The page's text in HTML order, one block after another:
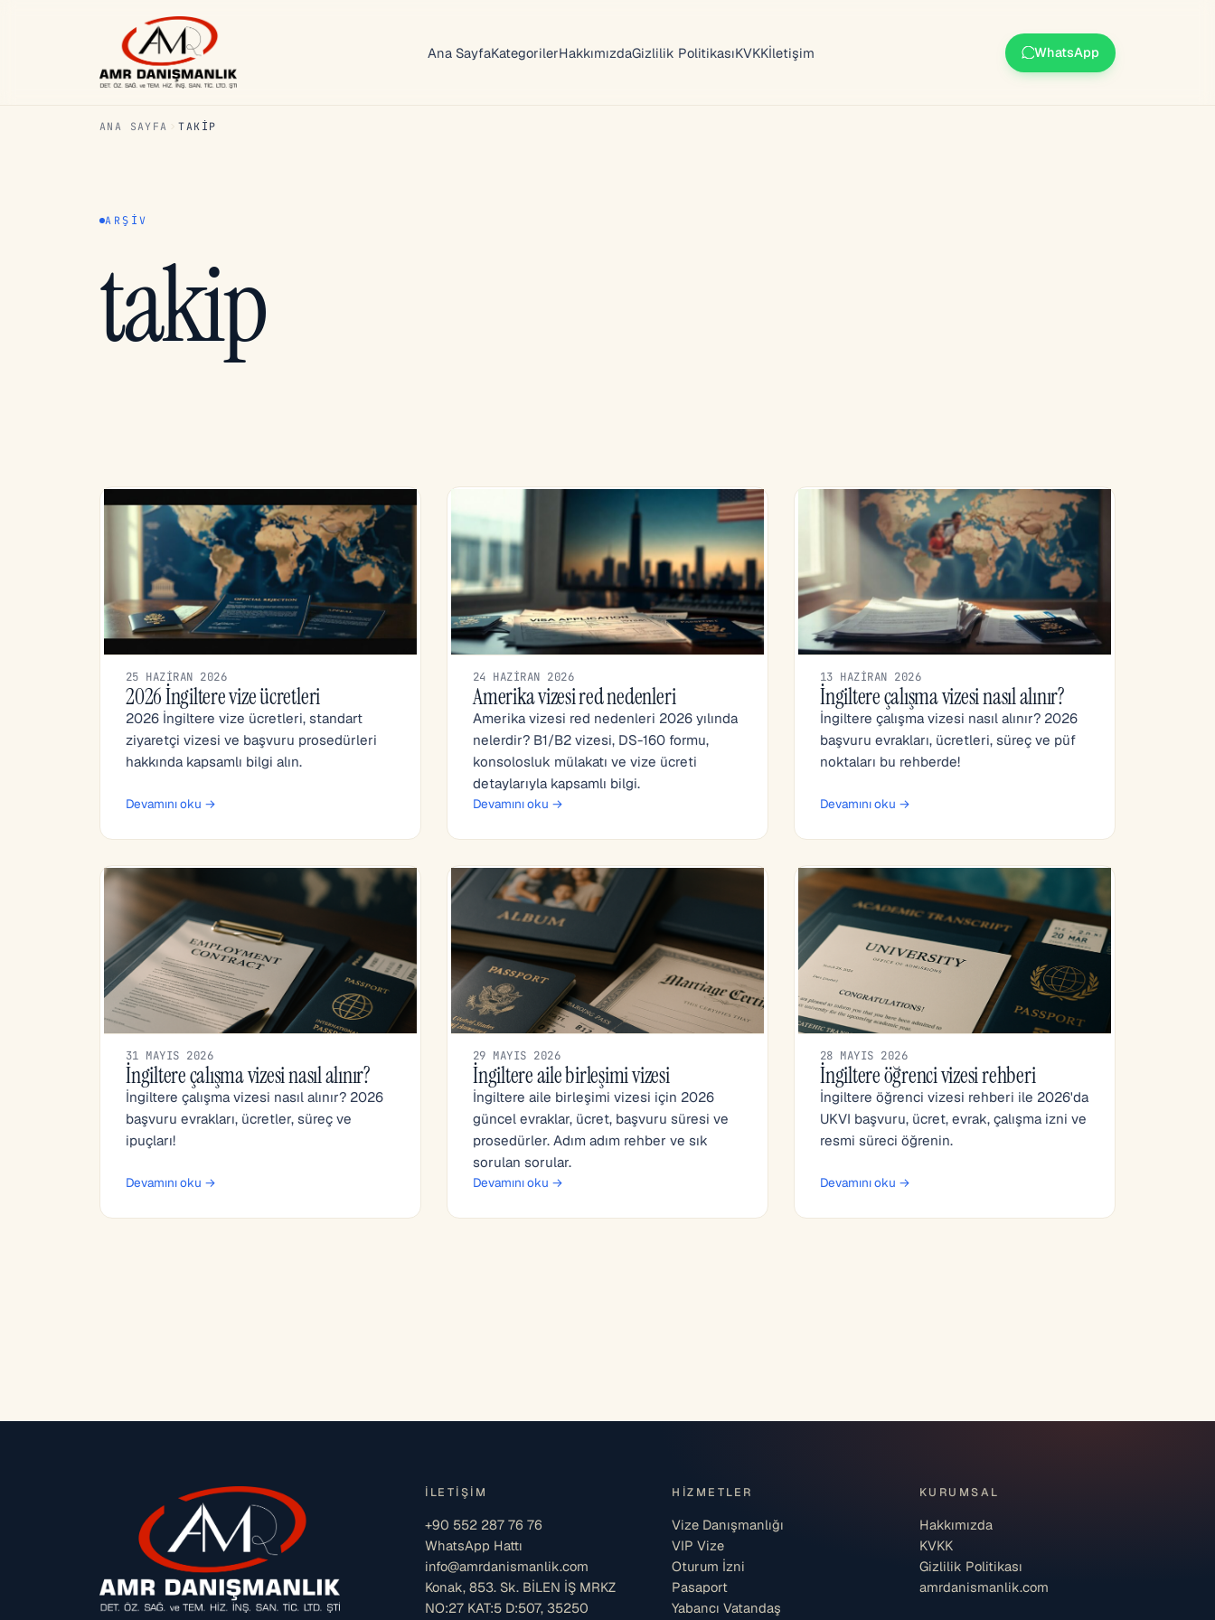
Ana SayfaKategorilerHakkımızdaGizlilik PolitikasıKVKKİletişim WhatsApp
ANA SAYFA TAKIP
ARŞIV
takip
25 HAZIRAN 2026
2026 İngiltere vize ücretleri
2026 İngiltere vize ücretleri, standart
ziyaretçi vizesi ve başvuru prosedürleri
hakkında kapsamlı bilgi alın.
Devamını oku →
24 HAZIRAN 2026
Amerika vizesi red nedenleri
Amerika vizesi red nedenleri 2026 yılında
nelerdir? B1/B2 vizesi, DS-160 formu,
konsolosluk mülakatı ve vize ücreti
detaylarıyla kapsamlı bilgi.
Devamını oku →
13 HAZIRAN 2026
İngiltere çalışma vizesi nasıl alınır?
İngiltere çalışma vizesi nasıl alınır? 2026
başvuru evrakları, ücretleri, süreç ve püf
noktaları bu rehberde!
Devamını oku →
31 MAYIS 2026
İngiltere çalışma vizesi nasıl alınır?
İngiltere çalışma vizesi nasıl alınır? 2026
başvuru evrakları, ücretler, süreç ve
ipuçları!
Devamını oku →
29 MAYIS 2026
İngiltere aile birleşimi vizesi
İngiltere aile birleşimi vizesi için 2026
güncel evraklar, ücret, başvuru süresi ve
prosedürler. Adım adım rehber ve sık
sorulan sorular.
Devamını oku →
28 MAYIS 2026
İngiltere öğrenci vizesi rehberi
İngiltere öğrenci vizesi rehberi ile 2026'da
UKVI başvuru, ücret, evrak, çalışma izni ve
resmi süreci öğrenin.
Devamını oku →
İLETIŞIM
+90 552 287 76 76
WhatsApp Hattı
info@amrdanismanlik.com
Konak, 853. Sk. BİLEN İŞ MRKZ
NO:27 KAT:5 D:507, 35250
HIZMETLER
Vize Danışmanlığı
VIP Vize
Oturum İzni
Pasaport
Yabancı Vatandaş
KURUMSAL
Hakkımızda
KVKK
Gizlilik Politikası
amrdanismanlik.com